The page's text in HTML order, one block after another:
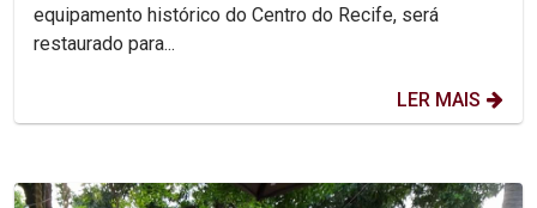
equipamento histórico do Centro do Recife, será
restaurado para...
LER MAIS